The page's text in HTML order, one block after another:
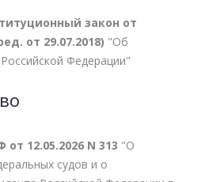
закон от
от 29.07.2018) "Об
Федерации"
12.05.2026 N 313 "О
судов и о